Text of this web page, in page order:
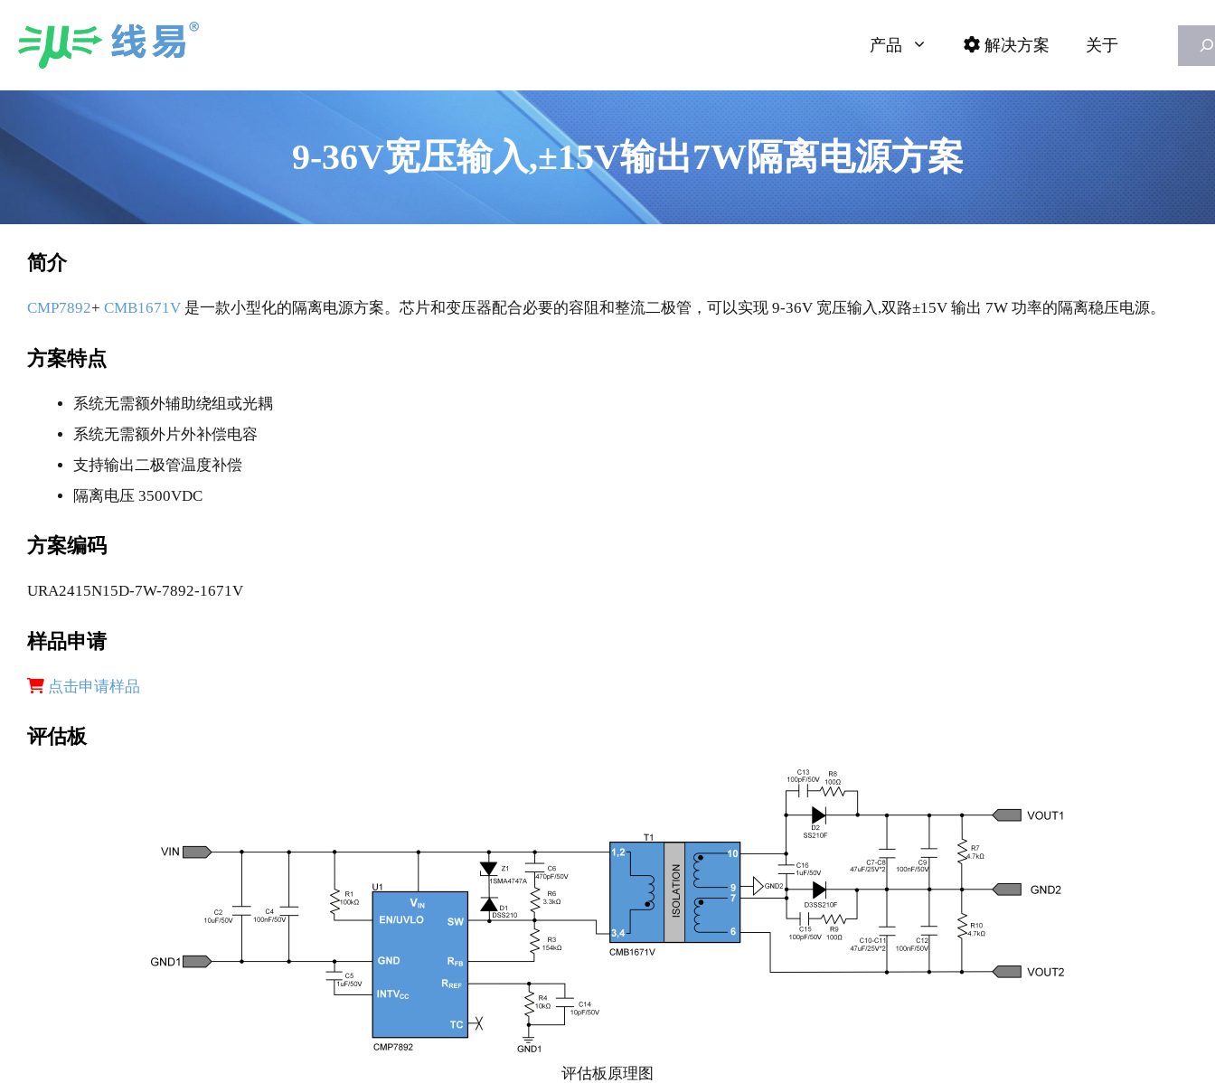
产品 解决方案 关于
9-36V宽压输入,±15V输出7W隔离电源方案
简介
CMP7892+ CMB1671V 是一款小型化的隔离电源方案。芯片和变压器配合必要的容阻和整流二极管，可以实现 9-36V 宽压输入,双路±15V 输出 7W 功率的隔离稳压电源。
方案特点
系统无需额外辅助绕组或光耦
系统无需额外片外补偿电容
支持输出二极管温度补偿
隔离电压 3500VDC
方案编码
URA2415N15D-7W-7892-1671V
样品申请
点击申请样品
评估板
评估板原理图